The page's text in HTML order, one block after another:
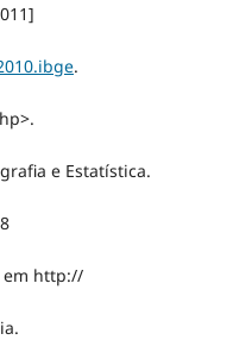
.
e Estatística.
em http://